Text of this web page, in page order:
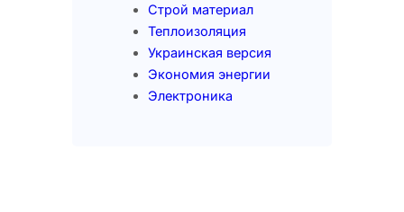
Строй материал
Теплоизоляция
Украинская версия
Экономия энергии
Электроника